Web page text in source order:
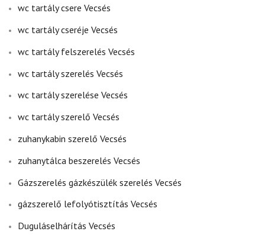
wc tartály csere Vecsés
wc tartály cseréje Vecsés
wc tartály felszerelés Vecsés
wc tartály szerelés Vecsés
wc tartály szerelése Vecsés
wc tartály szerelő Vecsés
zuhanykabin szerelő Vecsés
zuhanytálca beszerelés Vecsés
Gázszerelés gázkészülék szerelés Vecsés
gázszerelő lefolyótisztítás Vecsés
Duguláselhárítás Vecsés